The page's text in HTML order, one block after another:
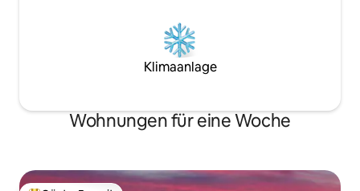
Klimaanlage
Wohnungen für eine Woche